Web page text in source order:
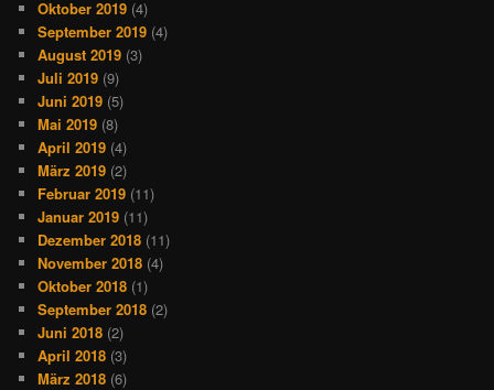
Oktober 2019 (4)
September 2019 (4)
August 2019 (3)
Juli 2019 (9)
Juni 2019 (5)
Mai 2019 (8)
April 2019 (4)
März 2019 (2)
Februar 2019 (11)
Januar 2019 (11)
Dezember 2018 (11)
November 2018 (4)
Oktober 2018 (1)
September 2018 (2)
Juni 2018 (2)
April 2018 (3)
März 2018 (6)